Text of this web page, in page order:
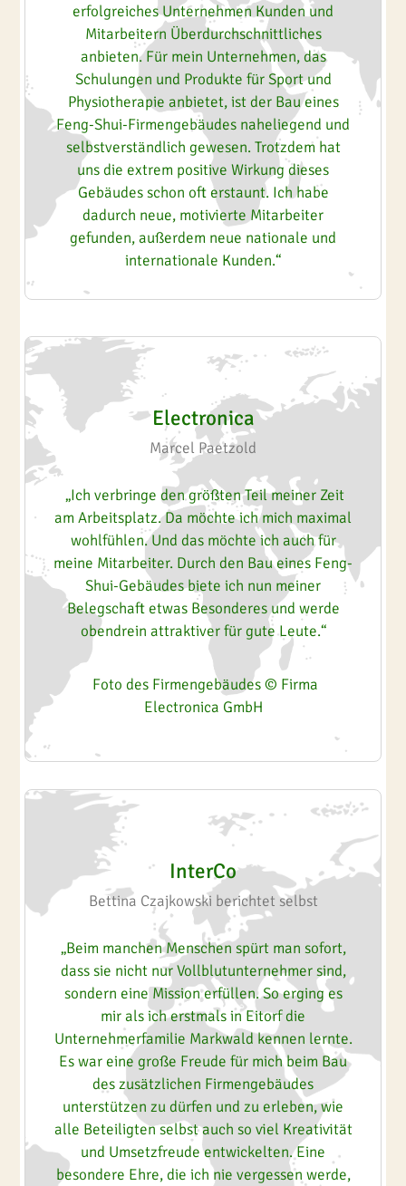
erfolgreiches Unternehmen Kunden und
Mitarbeitern Überdurchschnittliches
anbieten. Für mein Unternehmen, das
Schulungen und Produkte für Sport und
Physiotherapie anbietet, ist der Bau eines
Feng-Shui-Firmengebäudes naheliegend und
selbstverständlich gewesen. Trotzdem hat
uns die extrem positive Wirkung dieses
Gebäudes schon oft erstaunt. Ich habe
dadurch neue, motivierte Mitarbeiter
gefunden, außerdem neue nationale und
internationale Kunden.“
Electronica
Marcel Paetzold
„Ich verbringe den größten Teil meiner Zeit
am Arbeitsplatz. Da möchte ich mich maximal
wohlfühlen. Und das möchte ich auch für
meine Mitarbeiter. Durch den Bau eines Feng-
Shui-Gebäudes biete ich nun meiner
Belegschaft etwas Besonderes und werde
obendrein attraktiver für gute Leute.“
Foto des Firmengebäudes © Firma
Electronica GmbH
InterCo
Bettina Czajkowski berichtet selbst
„Beim manchen Menschen spürt man sofort,
dass sie nicht nur Vollblutunternehmer sind,
sondern eine Mission erfüllen. So erging es
mir als ich erstmals in Eitorf die
Unternehmerfamilie Markwald kennen lernte.
Es war eine große Freude für mich beim Bau
des zusätzlichen Firmengebäudes
unterstützen zu dürfen und zu erleben, wie
alle Beteiligten selbst auch so viel Kreativität
und Umsetzfreude entwickelten. Eine
besondere Ehre, die ich nie vergessen werde,